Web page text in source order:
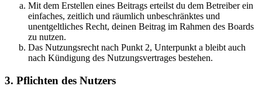
Mit dem Erstellen eines Beitrags erteilst du dem Betreiber ein
einfaches, zeitlich und räumlich unbeschränktes und
unentgeltliches Recht, deinen Beitrag im Rahmen des Boards
zu nutzen.
Das Nutzungsrecht nach Punkt 2, Unterpunkt a bleibt auch
nach Kündigung des Nutzungsvertrages bestehen.
3. Pflichten des Nutzers